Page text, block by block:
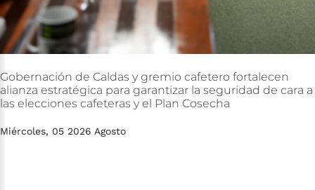
Gobernación de Caldas y gremio cafetero fortalecen
alianza estratégica para garantizar la seguridad de cara a
las elecciones cafeteras y el Plan Cosecha
Miércoles, 05 2026 Agosto